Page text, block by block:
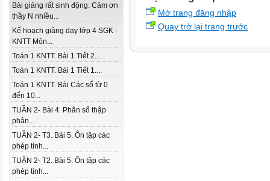
Bài giảng rất sinh động. Cảm ơn
thầy N nhiều...
Kế hoạch giảng dạy lớp 4 SGK -
KNTT Môn...
Toán 1 KNTT. Bài 1 Tiết 2....
Toán 1 KNTT. Bài 1 Tiết 1....
Toán 1 KNTT. Bài Các số từ 0
đến 10...
TUẦN 2- Bài 4. Phân số thập
phân...
TUẦN 2- T3. Bài 5. Ôn tập các
phép tính...
TUẦN 2- T2. Bài 5. Ôn tập các
phép tính...
Mở trang đăng nhập
Quay trở lại trang trước